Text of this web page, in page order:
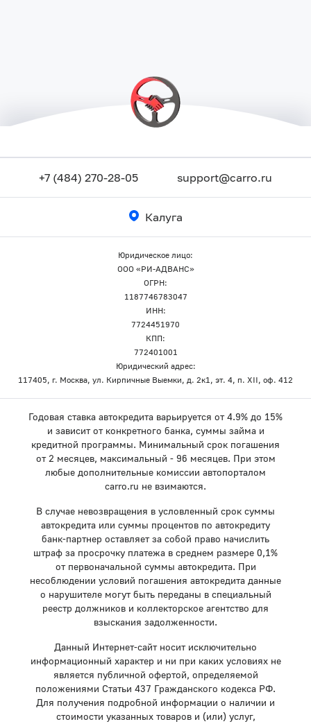
+7 (484) 270-28-05 support@carro.ru
Калуга
Юридическое лицо:
ООО «РИ-АДВАНС»
ОГРН:
1187746783047
ИНН:
7724451970
КПП:
772401001
Юридический адрес:
117405, г. Москва, ул. Кирпичные Выемки, д. 2к1, эт. 4, п. XII, оф. 412
Годовая ставка автокредита варьируется от 4.9% до 15%
и зависит от конкретного банка, суммы займа и
кредитной программы. Минимальный срок погашения
от 2 месяцев, максимальный - 96 месяцев. При этом
любые дополнительные комиссии автопорталом
carro.ru не взимаются.
В случае невозвращения в условленный срок суммы
автокредита или суммы процентов по автокредиту
банк-партнер оставляет за собой право начислить
штраф за просрочку платежа в среднем размере 0,1%
от первоначальной суммы автокредита. При
несоблюдении условий погашения автокредита данные
о нарушителе могут быть переданы в специальный
реестр должников и коллекторское агентство для
взыскания задолженности.
Данный Интернет-сайт носит исключительно
информационный характер и ни при каких условиях не
является публичной офертой, определяемой
положениями Статьи 437 Гражданского кодекса РФ.
Для получения подробной информации о наличии и
стоимости указанных товаров и (или) услуг,